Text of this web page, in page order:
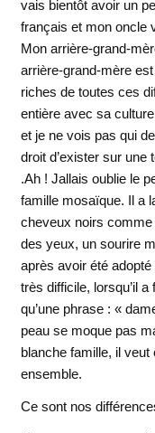
vais bientôt avoir un
français et mon oncle
Mon arrière-grand-
arrière-grand-mère
riches de toutes ces
entière avec sa
et je ne vois pas qui
droit d’exister sur une
.Ah ! Jallais oublie le
famille mosaïque. Il a
cheveux noirs comme
des yeux, un sourire
après avoir été
très difficile, lorsqu’il
qu’une phrase : «
peau se moque pas
blanche famille, il veut
ensemble.
Ce sont nos